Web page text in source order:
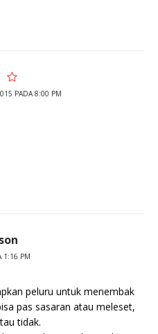
PADA 8:00 PM
1:16 PM
peluru untuk menembak
pas sasaran atau meleset,
tidak.